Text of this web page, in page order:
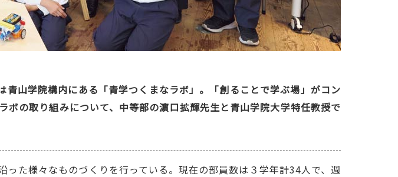
山学院構内にある「青学つくまなラボ」。「創ることで学ぶ場」がコン
の取り組みについて、中等部の濵口拡輝先生と青山学院大学特任教授で
た様々なものづくりを行っている。現在の部員数は３学年計34人で、週